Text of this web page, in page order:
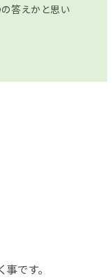
答えかと思い
です。